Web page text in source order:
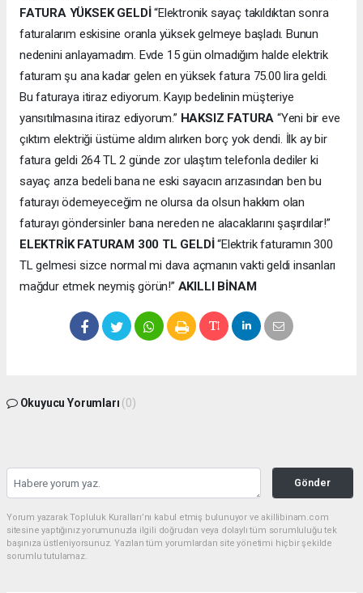
FATURA YÜKSEK GELDİ“Elektronik sayaç takıldıktan sonra
faturalarım eskisine oranla yüksek gelmeye başladı. Bunun
nedenini anlayamadım. Evde 15 gün olmadığım halde elektrik
faturam şu ana kadar gelen en yüksek fatura 75.00 lira geldi.
Bu faturaya itiraz ediyorum. Kayıp bedelinin müşteriye
yansıtılmasına itiraz ediyorum.” HAKSIZ FATURA “Yeni bir eve
çıktım elektriği üstüme aldım alırken borç yok dendi. İlk ay bir
fatura geldi 264 TL 2 günde zor ulaştım telefonla dediler ki
sayaç arıza bedeli bana ne eski sayacın arızasından ben bu
faturayı ödemeyeceğim ne olursa da olsun hakkım olan
faturayı göndersinler bana nereden ne alacaklarını şaşırdılar!”
ELEKTRİK FATURAM 300 TL GELDİ“Elektrik faturamın 300
TL gelmesi sizce normal mi dava açmanın vakti geldi insanları
mağdur etmek neymiş görün!” AKILLI BİNAM
Okuyucu Yorumları (0)
Gönder
Yorum yazarak Topluluk Kuralları’nı kabul etmiş bulunuyor ve akillibinam.com
sitesine yaptığınız yorumunuzla ilgili doğrudan veya dolaylı tüm sorumluluğu tek
başınıza üstleniyorsunuz. Yazılan tüm yorumlardan site yönetimi hiçbir şekilde
sorumlu tutulamaz.